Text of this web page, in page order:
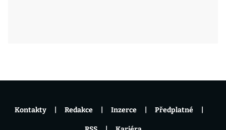
Kontakty Redakce Inzerce Předplatné